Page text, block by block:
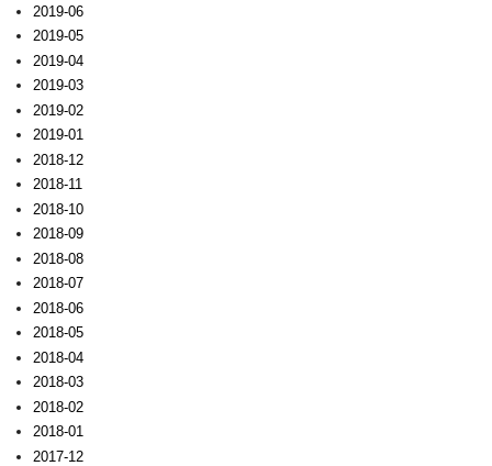
2019-06
2019-05
2019-04
2019-03
2019-02
2019-01
2018-12
2018-11
2018-10
2018-09
2018-08
2018-07
2018-06
2018-05
2018-04
2018-03
2018-02
2018-01
2017-12